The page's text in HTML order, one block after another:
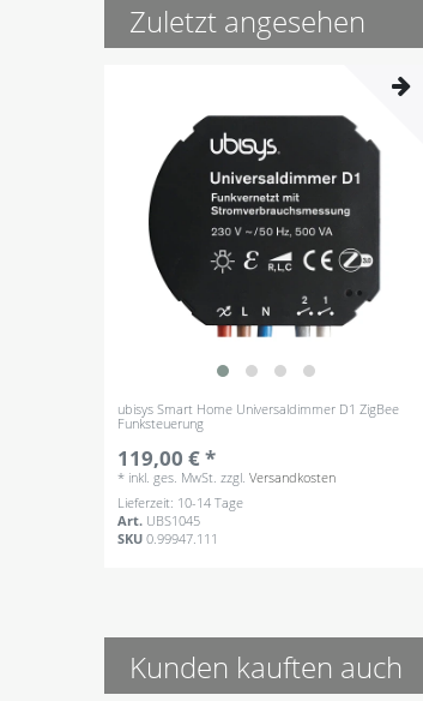
Zuletzt angesehen
ubisys Smart Home Universaldimmer D1 ZigBee
Funksteuerung
119,00 € *
* inkl. ges. MwSt. zzgl.Versandkosten
Lieferzeit: 10-14 Tage
Art. UBS1045
SKU0.99947.111
Kunden kauften auch